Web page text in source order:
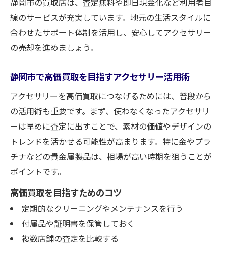
心現金化
線のサービスが充実しています。地元の生活スタイルに
合わせたサポート体制を活用し、安心してアクセサリー
の売却を進めましょう。
静岡市で高価買取を目指すアクセサリー活用術
アクセサリーを高価買取につなげるためには、普段から
の活用術も重要です。まず、使わなくなったアクセサリ
ーは早めに査定に出すことで、素材の価値やデザインの
トレンドを活かせる可能性が高まります。特に金やプラ
チナなどの貴金属製品は、相場が高い時期を狙うことが
ポイントです。
高価買取を目指すためのコツ
定期的なクリーニングやメンテナンスを行う
付属品や証明書を保管しておく
複数店舗の査定を比較する